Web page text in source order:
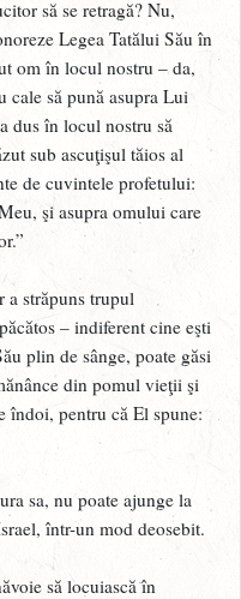
să se retragă? Nu,
Legea Tatălui Său în
om în locul nostru – da,
cale să pună asupra Lui
dus în locul nostru să
sub ascuţişul tăios al
de cuvintele profetului:
şi asupra omului care
a străpuns trupul
– indiferent cine eşti
plin de sânge, poate găsi
din pomul vieţii şi
îndoi, pentru că El spune:
sa, nu poate ajunge la
într-un mod deosebit.
să locuiască în